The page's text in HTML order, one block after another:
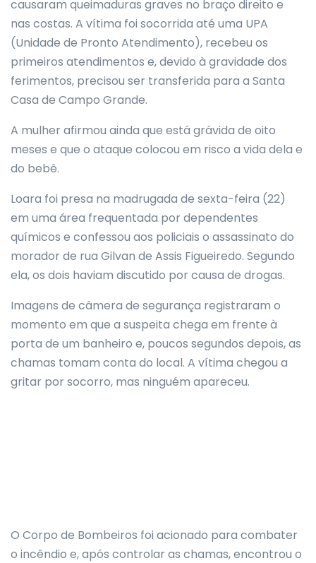
causaram queimaduras graves no braço direito e
nas costas. A vítima foi socorrida até uma UPA
(Unidade de Pronto Atendimento), recebeu os
primeiros atendimentos e, devido à gravidade dos
ferimentos, precisou ser transferida para a Santa
Casa de Campo Grande.
A mulher afirmou ainda que está grávida de oito
meses e que o ataque colocou em risco a vida dela e
do bebê.
Loara foi presa na madrugada de sexta-feira (22)
em uma área frequentada por dependentes
químicos e confessou aos policiais o assassinato do
morador de rua Gilvan de Assis Figueiredo. Segundo
ela, os dois haviam discutido por causa de drogas.
Imagens de câmera de segurança registraram o
momento em que a suspeita chega em frente à
porta de um banheiro e, poucos segundos depois, as
chamas tomam conta do local. A vítima chegou a
gritar por socorro, mas ninguém apareceu.
O Corpo de Bombeiros foi acionado para combater
o incêndio e, após controlar as chamas, encontrou o